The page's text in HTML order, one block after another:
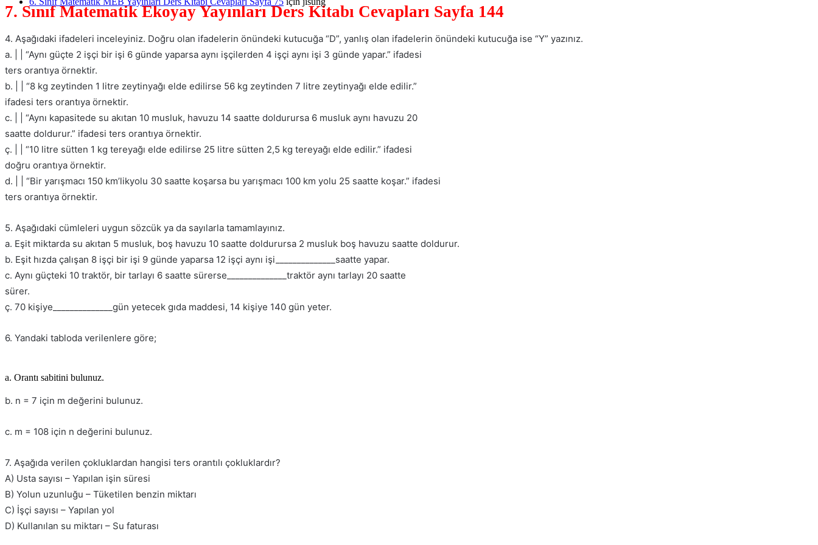
7. Sınıf Matematik Ekoyay Yayınları Ders Kitabı Cevapları Sayfa 144
4. Aşağıdaki ifadeleri inceleyiniz. Doğru olan ifadelerin önündeki kutucuğa “D”, yanlış olan ifadelerin önündeki kutucuğa ise “Y” yazınız.
a. | | “Aynı güçte 2 işçi bir işi 6 günde yaparsa aynı işçilerden 4 işçi aynı işi 3 günde yapar.” ifadesi
ters orantıya örnektir.
b. | | “8 kg zeytinden 1 litre zeytinyağı elde edilirse 56 kg zeytinden 7 litre zeytinyağı elde edilir.”
ifadesi ters orantıya örnektir.
c. | | “Aynı kapasitede su akıtan 10 musluk, havuzu 14 saatte doldurursa 6 musluk aynı havuzu 20
saatte doldurur.” ifadesi ters orantıya örnektir.
ç. | | “10 litre sütten 1 kg tereyağı elde edilirse 25 litre sütten 2,5 kg tereyağı elde edilir.” ifadesi
doğru orantıya örnektir.
d. | | “Bir yarışmacı 150 km’likyolu 30 saatte koşarsa bu yarışmacı 100 km yolu 25 saatte koşar.” ifadesi
ters orantıya örnektir.
5. Aşağıdaki cümleleri uygun sözcük ya da sayılarla tamamlayınız.
a. Eşit miktarda su akıtan 5 musluk, boş havuzu 10 saatte doldurursa 2 musluk boş havuzu saatte doldurur.
b. Eşit hızda çalışan 8 işçi bir işi 9 günde yaparsa 12 işçi aynı işi______________saatte yapar.
c. Aynı güçteki 10 traktör, bir tarlayı 6 saatte sürerse______________traktör aynı tarlayı 20 saatte
sürer.
ç. 70 kişiye______________gün yetecek gıda maddesi, 14 kişiye 140 gün yeter.
6. Yandaki tabloda verilenlere göre;
a. Orantı sabitini bulunuz.
b. n = 7 için m değerini bulunuz.
c. m = 108 için n değerini bulunuz.
7. Aşağıda verilen çokluklardan hangisi ters orantılı çokluklardır?
A) Usta sayısı – Yapılan işin süresi
B) Yolun uzunluğu – Tüketilen benzin miktarı
C) İşçi sayısı – Yapılan yol
D) Kullanılan su miktarı – Su faturası